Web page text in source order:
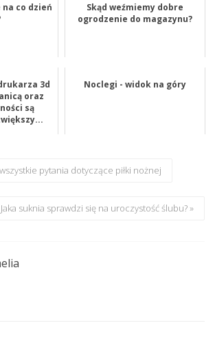
co dzień
Skąd weźmiemy dobre
ogrodzenie do magazynu?
3d
oraz
są
Noclegi - widok na góry
pytania dotyczące piłki nożnej
Jaka suknia sprawdzi się na uroczystość ślubu? »